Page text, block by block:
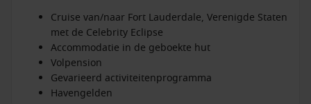
Cruise van/naar Fort Lauderdale, Verenigde Staten
met de Celebrity Eclipse
Accommodatie in de geboekte hut
Volpension
Gevarieerd activiteitenprogramma
Havengelden